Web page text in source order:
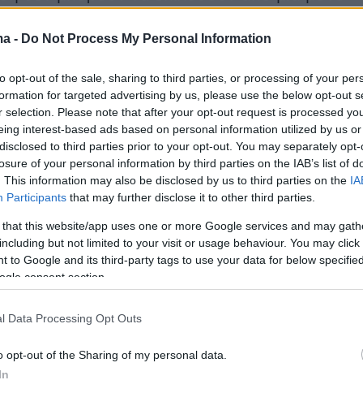
- Do Not Process My Personal Information
opt-out of the sale, sharing to third parties, or processing of your
for targeted advertising by us, please use the below opt-out
selection. Please note that after your opt-out request is processed
interest-based ads based on personal information utilized by us
to third parties prior to your opt-out. You may separately
of your personal information by third parties on the IAB’s list of
This information may also be disclosed by us to third parties on the
Participants that may further disclose it to other third parties.
that this website/app uses one or more Google services and may
but not limited to your visit or usage behaviour. You may
to Google and its third-party tags to use your data for below
consent section.
Data Processing Opt Outs
opt-out of the Sharing of my personal data.
υποστήριξης. Η Νορβηγία έχει βοηθήσει
ως θέμα αλληλεγγύης, αλλά και ως μέσο
κοινής πρόκλησης» σημειώνει ο Νορβηγός
την Ελλάδα και την Κύπρο, Frode Overland
προσπαθειών εξαιρετικά
ελληνικών, νορβηγικών και διεθνών
τα προγράμματα που χρηματοδοτούνται από
θετικό αντίκτυπο στις ευάλωτες ομάδες
κοινωνίας, ομάδες όπως τα παιδιά, οι